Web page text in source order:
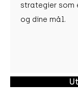
strategier
og dine mål.